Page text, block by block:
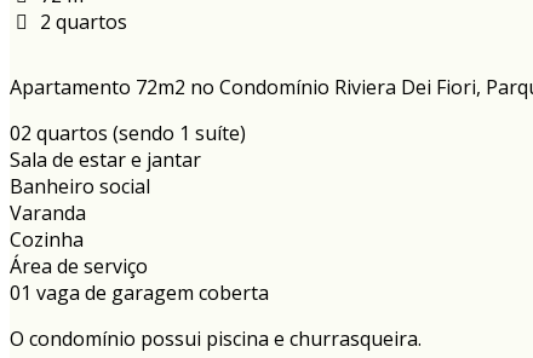
2 quartos
Apartamento 72m2 no Condomínio Riviera Dei Fiori,
02 quartos (sendo 1 suíte)
Sala de estar e jantar
Banheiro social
Varanda
Cozinha
Área de serviço
01 vaga de garagem coberta
O condomínio possui piscina e churrasqueira.